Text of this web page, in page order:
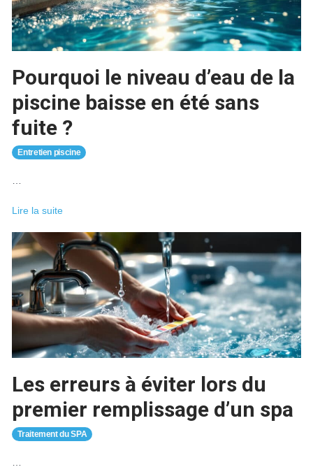
qu’il
ne
se
perce
Pourquoi le niveau d’eau de la
piscine baisse en été sans
fuite ?
Entretien piscine
Pourquoi
niveau
d’eau
de
la
piscine
baisse
en
sans
Lire la suite
Les erreurs à éviter lors du
premier remplissage d’un spa
Traitement du SPA